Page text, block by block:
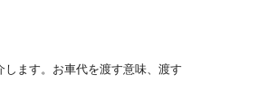
します。お車代を渡す意味、渡す